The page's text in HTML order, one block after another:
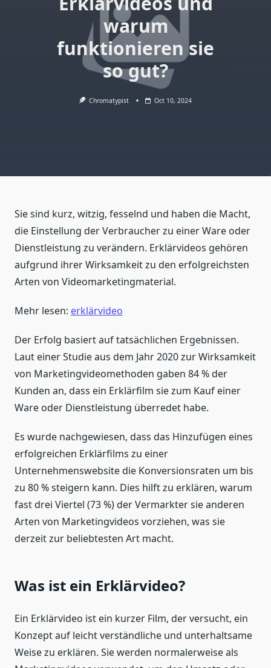
warum
funktionieren sie
so gut?
Chromatypist Oct 10, 2024
Sie sind kurz, witzig, fesselnd und haben die Macht,
die Einstellung der Verbraucher zu einer Ware oder
Dienstleistung zu verändern. Erklärvideos gehören
aufgrund ihrer Wirksamkeit zu den erfolgreichsten
Arten von Videomarketingmaterial.
Mehr lesen: erklärvideo
Der Erfolg basiert auf tatsächlichen Ergebnissen.
Laut einer Studie aus dem Jahr 2020 zur Wirksamkeit
von Marketingvideomethoden gaben 84 % der
Kunden an, dass ein Erklärfilm sie zum Kauf einer
Ware oder Dienstleistung überredet habe.
Es wurde nachgewiesen, dass das Hinzufügen eines
erfolgreichen Erklärfilms zu einer
Unternehmenswebsite die Konversionsraten um bis
zu 80 % steigern kann. Dies hilft zu erklären, warum
fast drei Viertel (73 %) der Vermarkter sie anderen
Arten von Marketingvideos vorziehen, was sie
derzeit zur beliebtesten Art macht.
Was ist ein Erklärvideo?
Ein Erklärvideo ist ein kurzer Film, der versucht, ein
Konzept auf leicht verständliche und unterhaltsame
Weise zu erklären. Sie werden normalerweise als